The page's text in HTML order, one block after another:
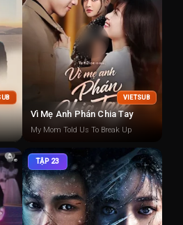
VIETSUB
Vì Mẹ Anh Phán Chia Tay
My Mom Told Us To Break Up
TẬP 23